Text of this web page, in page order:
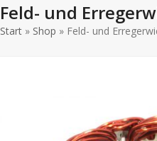
Feld- und
Start » Shop » Feld- und